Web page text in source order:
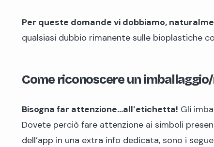
Per queste domande vi dobbiamo,
qualsiasi dubbio rimanente sulle bioplastiche
Come riconoscere un
Bisogna far attenzione…all’etichetta! Gli
Dovete perciò fare attenzione ai simboli
dell’app in una extra info dedicata, sono i